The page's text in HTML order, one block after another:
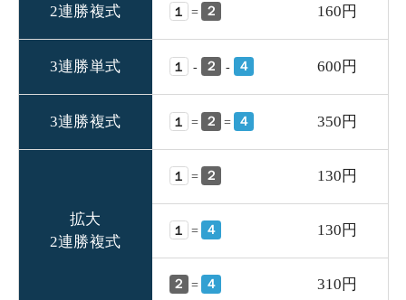
2連勝複式 １ = ２ 160円
3連勝単式 １ - ２ - ４ 600円
3連勝複式 １ = ２ = ４ 350円
拡大
2連勝複式
１ = ２ 130円
１ = ４ 130円
２ = ４ 310円